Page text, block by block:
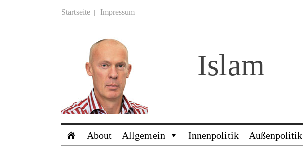
Startseite Impressum
Islam
About Allgemein Innenpolitik Außenpolitik